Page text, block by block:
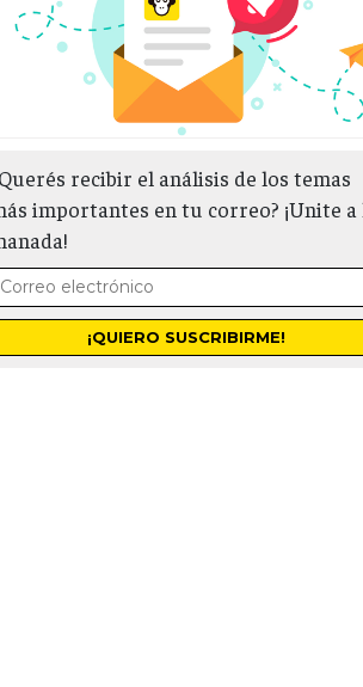
recibir el análisis de los temas
importantes en tu correo? ¡Unite a